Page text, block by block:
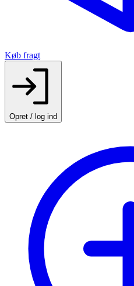
Køb fragt
Opret / log ind